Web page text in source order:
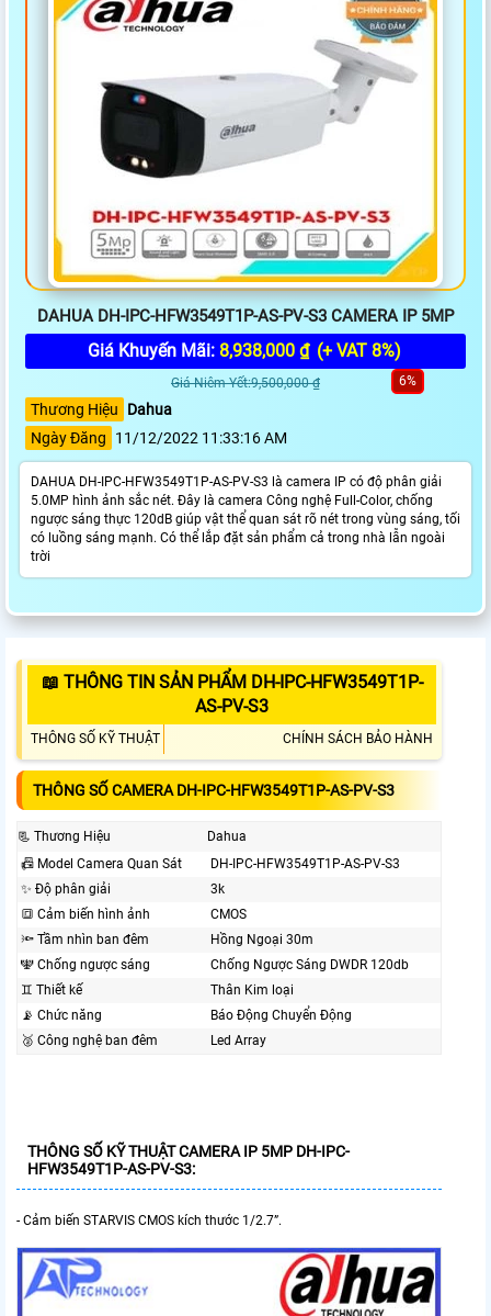
DAHUA DH-IPC-HFW3549T1P-AS-PV-S3 CAMERA IP 5MP
Giá Khuyến Mãi: 8,938,000 ₫ (+ VAT 8%)
Giá Niêm Yết:9,500,000 ₫ 6%
Thương Hiệu
Dahua
Ngày Đăng
11/12/2022 11:33:16 AM
DAHUA DH-IPC-HFW3549T1P-AS-PV-S3 là camera IP có độ phân giải
5.0MP hình ảnh sắc nét. Đây là camera Công nghệ Full-Color, chống
ngược sáng thực 120dB giúp vật thể quan sát rõ nét trong vùng sáng, tối
có luồng sáng mạnh. Có thể lắp đặt sản phẩm cả trong nhà lẫn ngoài
trời
📖 THÔNG TIN SẢN PHẨM DH-IPC-HFW3549T1P-
AS-PV-S3
THÔNG SỐ KỸ THUẬT CHÍNH SÁCH BẢO HÀNH
THÔNG SỐ CAMERA DH-IPC-HFW3549T1P-AS-PV-S3
📃 Thương Hiệu
Dahua
📠 Model Camera Quan Sát
DH-IPC-HFW3549T1P-AS-PV-S3
✨ Độ phân giải
3k
🔳 Cảm biến hình ảnh
CMOS
🔦 Tầm nhìn ban đêm
Hồng Ngoại 30m
🕎 Chống ngược sáng
Chống Ngược Sáng DWDR 120db
♊ Thiết kế
Thân Kim loại
📡 Chức năng
Báo Động Chuyển Động
🥈️ Công nghệ ban đêm
Led Array
THÔNG SỐ KỸ THUẬT CAMERA IP 5MP DH-IPC-
HFW3549T1P-AS-PV-S3:
- Cảm biến STARVIS CMOS kích thước 1/2.7”.